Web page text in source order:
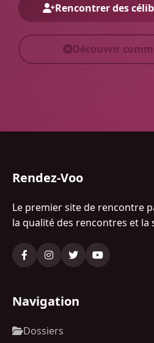
Rencontrer des
Découvrir
Rendez-Voo
Le premier site de rencontre
la qualité des rencontres et la
Navigation
Dossiers